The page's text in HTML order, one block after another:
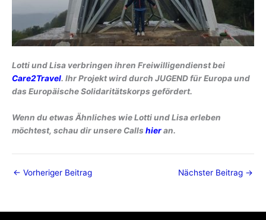
Lotti und Lisa verbringen ihren Freiwilligendienst bei
Care2Travel. Ihr Projekt wird durch JUGEND für Europa und
das Europäische Solidaritätskorps gefördert.
Wenn du etwas Ähnliches wie Lotti und Lisa erleben
möchtest, schau dir unsere Calls hieran.
← Vorheriger Beitrag Nächster Beitrag →